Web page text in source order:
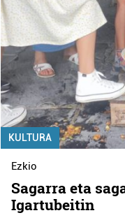
KULTURA
Ezkio
Sagarra eta
Igartubeitin